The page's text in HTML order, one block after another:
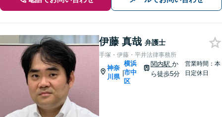
伊藤 真哉 弁護士
手塚・伊藤・平井法律事務所
神奈
川県
|
横浜
市中
区
関内駅 か
ら徒歩5分
営業時間：本
日定休日